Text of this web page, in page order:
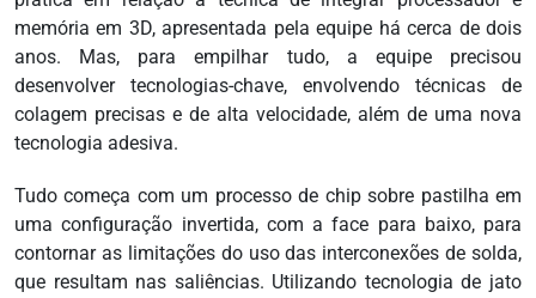
memória em 3D, apresentada pela equipe há cerca de dois
anos. Mas, para empilhar tudo, a equipe precisou
desenvolver tecnologias-chave, envolvendo técnicas de
colagem precisas e de alta velocidade, além de uma nova
tecnologia adesiva.
Tudo começa com um processo de chip sobre pastilha em
uma configuração invertida, com a face para baixo, para
contornar as limitações do uso das interconexões de solda,
que resultam nas saliências. Utilizando tecnologia de jato